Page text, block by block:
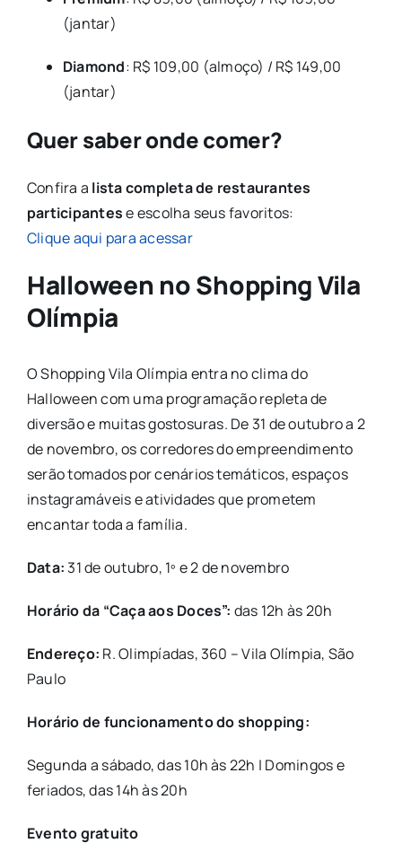
(jantar)
Diamond: R$ 109,00 (almoço) / R$ 149,00
(jantar)
Quer saber onde comer?
Confira a lista completa de restaurantes
participantese escolha seus favoritos:
Clique aqui para acessar
Halloween noShopping Vila
Olímpia
O Shopping Vila Olímpia entra no clima do
Halloween com uma programação repleta de
diversão e muitas gostosuras. De 31 de outubro a 2
de novembro, os corredores do empreendimento
serão tomados por cenários temáticos, espaços
instagramáveis e atividades que prometem
encantar toda a família.
Data:31 de outubro, 1º e 2 de novembro
Horário da “Caça aos Doces”: das 12h às 20h
Endereço: R. Olimpíadas, 360 – Vila Olímpia, São
Paulo
Horário de funcionamento do shopping:
Segunda a sábado, das 10h às 22h | Domingos e
feriados, das 14h às 20h
Evento gratuito